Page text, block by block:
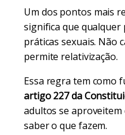
Um dos pontos mais
significa que qualquer
práticas sexuais. Não
permite relativização.
Essa regra tem como
artigo 227 da
adultos se aproveitem
saber o que fazem.